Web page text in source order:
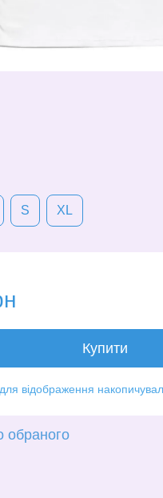
S XL
Купити
для відображення
обраного